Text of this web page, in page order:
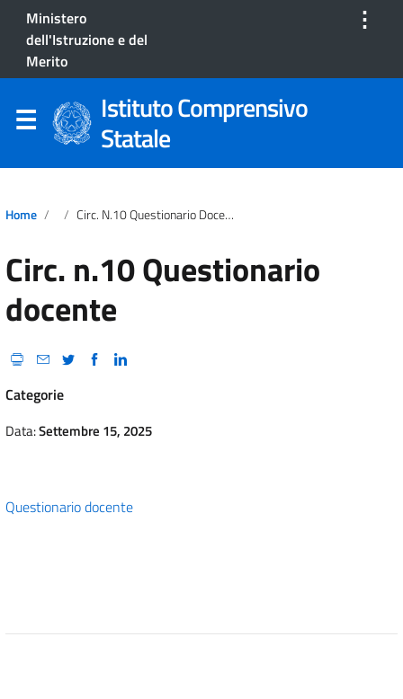
Ministero
dell'Istruzione e del
Merito
⋮
Istituto Comprensivo
Statale
Home Circ. N.10 Questionario Docente
Circ. n.10 Questionario
docente
Categorie
Data:Settembre 15, 2025
Questionario docente